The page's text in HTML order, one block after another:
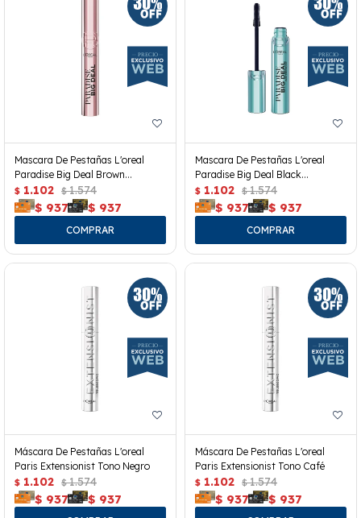
Mascara De Pestañas L'oreal
Paradise Big Deal Brown
Washeable
$ 1.102 $ 1.574
$ 937 $ 937
Mascara De Pestañas L'oreal
Paradise Big Deal Black
Waterproof
$ 1.102 $ 1.574
$ 937 $ 937
Máscara De Pestañas L'oreal
Paris Extensionist Tono Negro
$ 1.102 $ 1.574
$ 937 $ 937
Máscara De Pestañas L'oreal
Paris Extensionist Tono Café
$ 1.102 $ 1.574
$ 937 $ 937